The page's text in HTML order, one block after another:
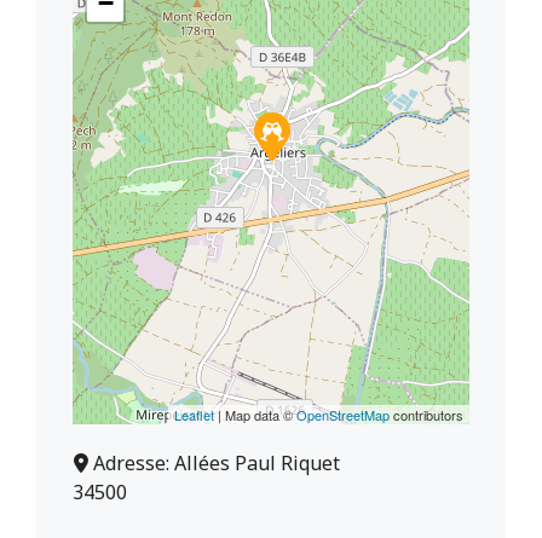
Leaflet| Map data ©OpenStreetMapcontributors
Adresse: Allées Paul Riquet
34500